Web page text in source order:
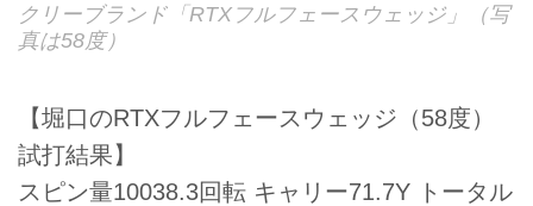
クリーブランド「RTXフルフェースウェッジ」（写
真は58度）
【堀口のRTXフルフェースウェッジ（58度）
試打結果】
スピン量10038.3回転 キャリー71.7Y トータル